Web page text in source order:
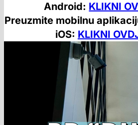
Android: KLIKNI
Preuzmite mobilnu
iOS: KLIKNI